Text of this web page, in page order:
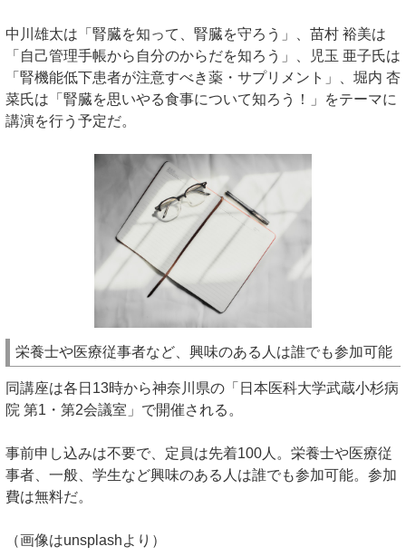
中川雄太は「腎臓を知って、腎臓を守ろう」、苗村 裕美は
「自己管理手帳から自分のからだを知ろう」、児玉 亜子氏は
「腎機能低下患者が注意すべき薬・サプリメント」、堀内 杏
菜氏は「腎臓を思いやる食事について知ろう！」をテーマに
講演を行う予定だ。
栄養士や医療従事者など、興味のある人は誰でも参加可能
同講座は各日13時から神奈川県の「日本医科大学武蔵小杉病
院 第1・第2会議室」で開催される。
事前申し込みは不要で、定員は先着100人。栄養士や医療従
事者、一般、学生など興味のある人は誰でも参加可能。参加
費は無料だ。
（画像はunsplashより）